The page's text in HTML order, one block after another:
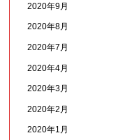
2020年9月
2020年8月
2020年7月
2020年4月
2020年3月
2020年2月
2020年1月